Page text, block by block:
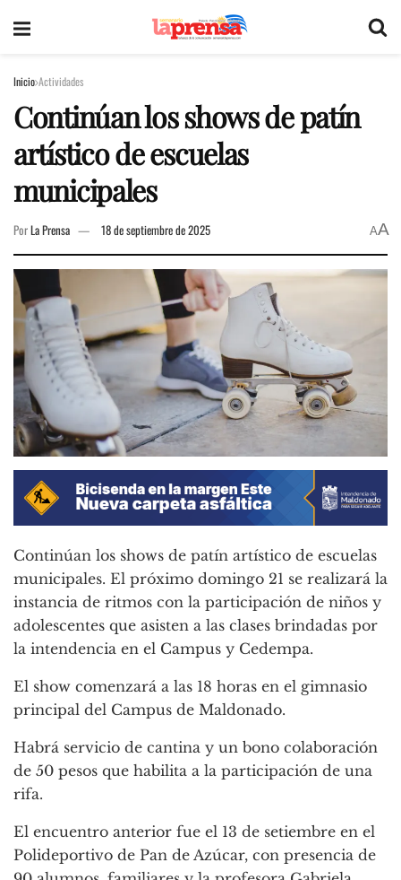
Inicio Actividades
Continúan los shows de patín
artístico de escuelas
municipales
PorLa Prensa 18 de septiembre de 2025 AA
Continúan los shows de patín artístico de escuelas
municipales. El próximo domingo 21 se realizará la
instancia de ritmos con la participación de niños y
adolescentes que asisten a las clases brindadas por
la intendencia en el Campus y Cedempa.
El show comenzará a las 18 horas en el gimnasio
principal del Campus de Maldonado.
Habrá servicio de cantina y un bono colaboración
de 50 pesos que habilita a la participación de una
rifa.
El encuentro anterior fue el 13 de setiembre en el
Polideportivo de Pan de Azúcar, con presencia de